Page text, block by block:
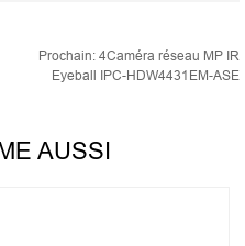
Prochain: 4Caméra réseau MP IR
Eyeball IPC-HDW4431EM-ASE
AUSSI